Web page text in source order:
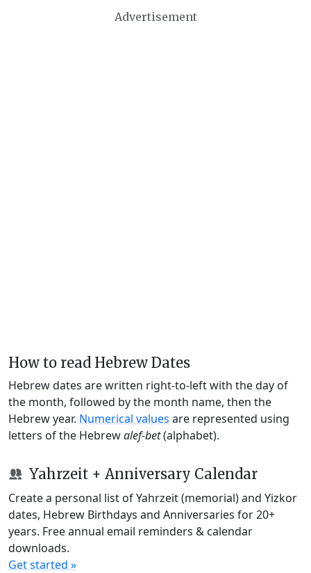
Advertisement
How to read Hebrew Dates
Hebrew dates are written right-to-left with the day of
the month, followed by the month name, then the
Hebrew year. Numerical values are represented using
letters of the Hebrewalef-bet(alphabet).
Yahrzeit + Anniversary Calendar
Create a personal list of Yahrzeit (memorial) and Yizkor
dates, Hebrew Birthdays and Anniversaries for 20+
years. Free annual email reminders & calendar
downloads.
Get started »